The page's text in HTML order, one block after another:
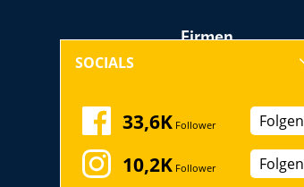
Firmen
Messen, Seminare,
Kongresse
Startup
SOCIALS
33,6K Follower Folgen
10,2K Follower Folgen